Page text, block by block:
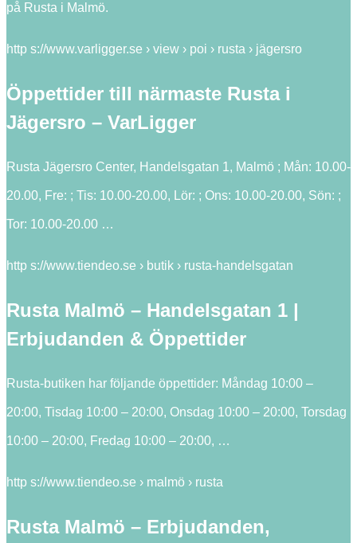
på Rusta i Malmö.
http s://www.varligger.se › view › poi › rusta › jägersro
Öppettider till närmaste Rusta i
Jägersro – VarLigger
Rusta Jägersro Center, Handelsgatan 1, Malmö ; Mån: 10.00-
20.00, Fre: ; Tis: 10.00-20.00, Lör: ; Ons: 10.00-20.00, Sön: ;
Tor: 10.00-20.00 …
http s://www.tiendeo.se › butik › rusta-handelsgatan
Rusta Malmö – Handelsgatan 1 |
Erbjudanden & Öppettider
Rusta-butiken har följande öppettider: Måndag 10:00 –
20:00, Tisdag 10:00 – 20:00, Onsdag 10:00 – 20:00, Torsdag
10:00 – 20:00, Fredag 10:00 – 20:00, …
http s://www.tiendeo.se › malmö › rusta
Rusta Malmö – Erbjudanden,